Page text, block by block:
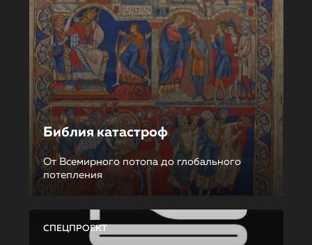
Библия катастроф
От Всемирного потопа до глобального
потепления
СПЕЦПРОЕКТ